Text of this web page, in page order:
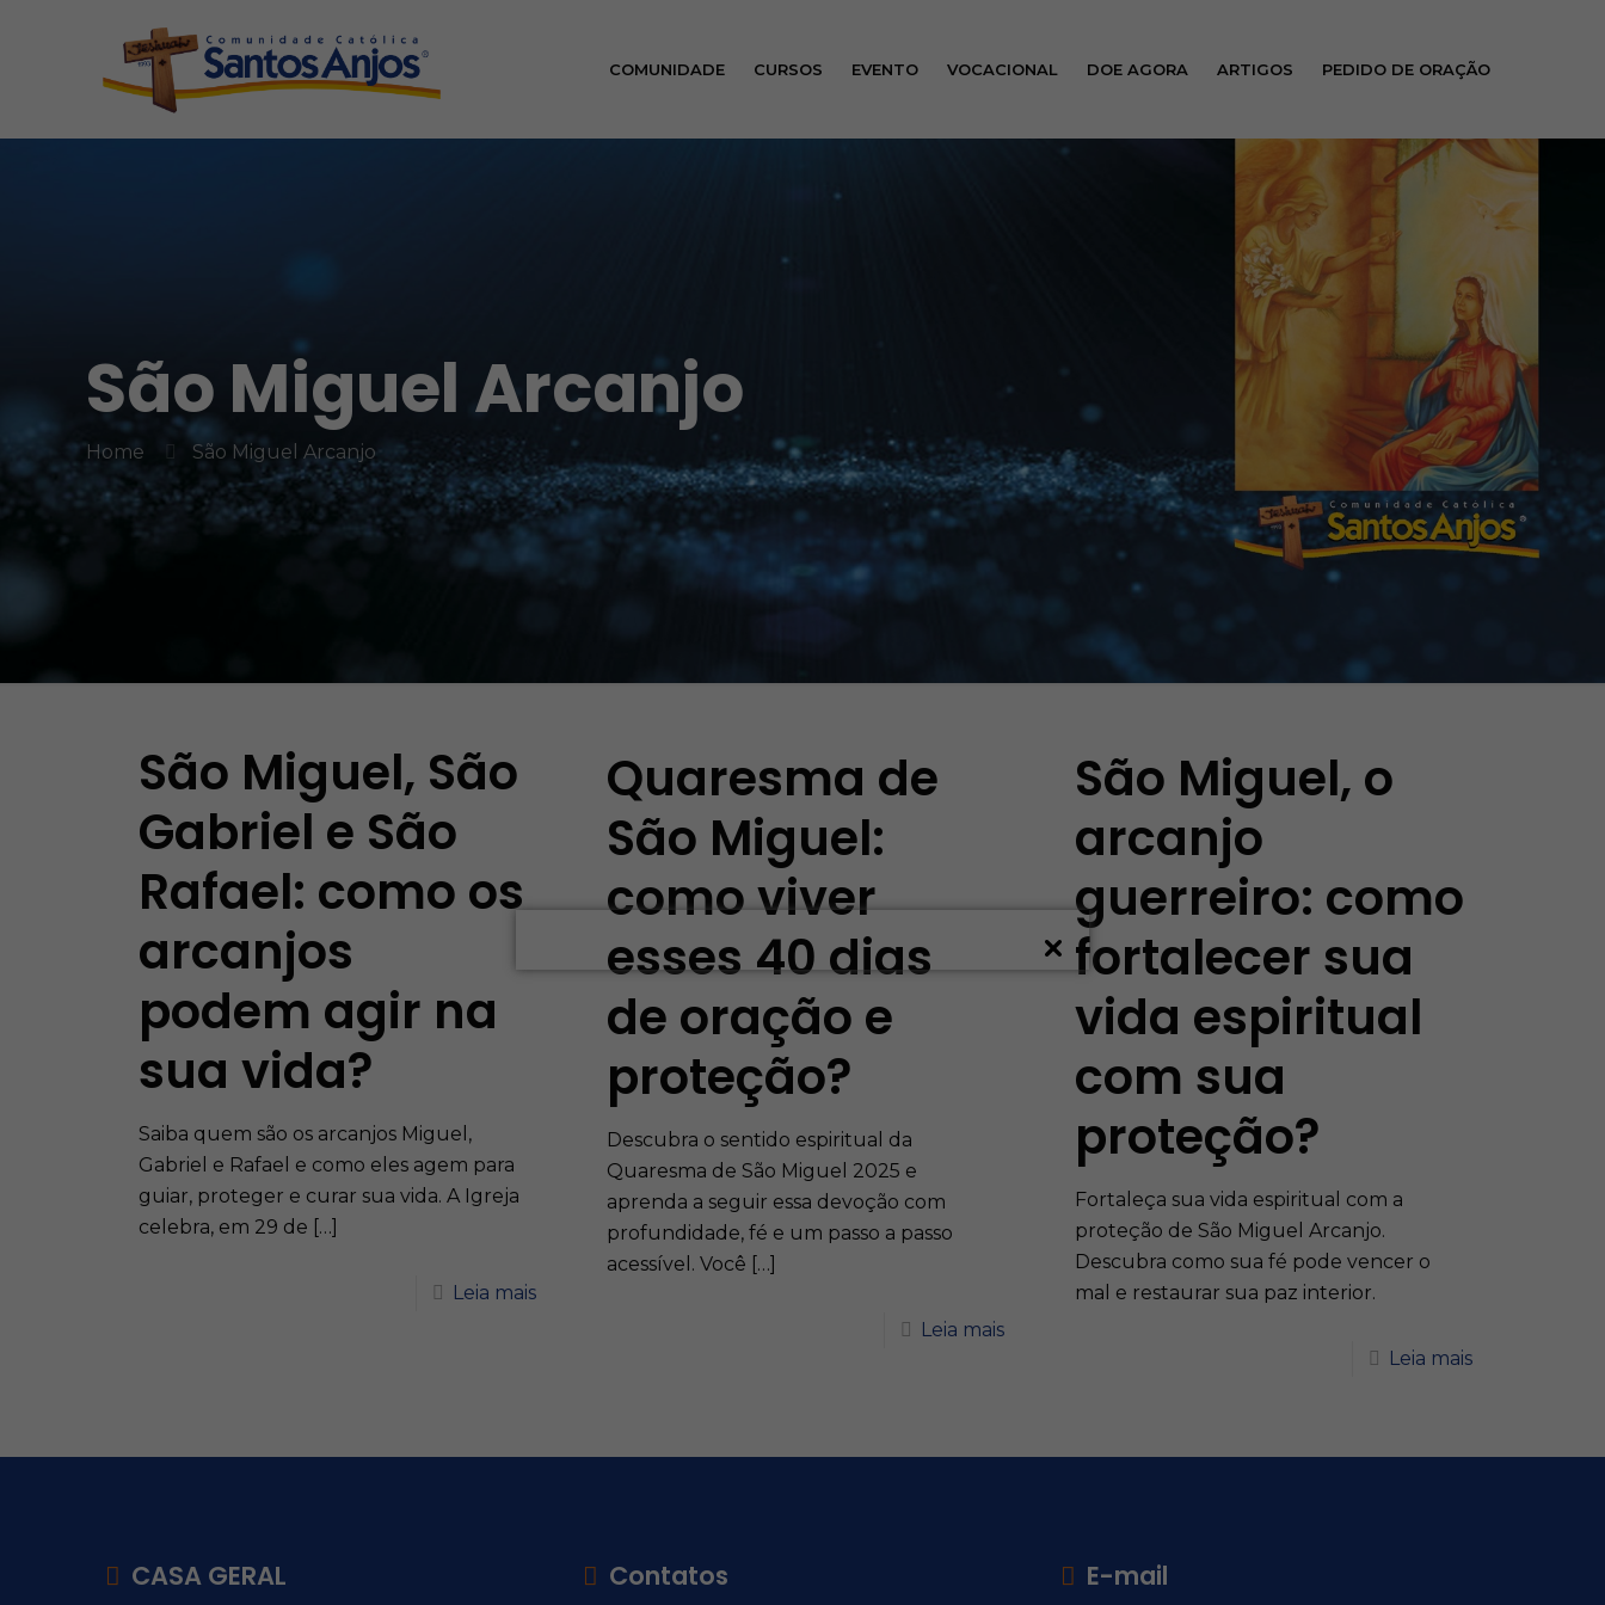
COMUNIDADE CURSOS EVENTO VOCACIONAL DOE AGORA ARTIGOS PEDIDO DE ORAÇÃO
São Miguel Arcanjo
Home São Miguel Arcanjo
São Miguel, São
Gabriel e São
Rafael: como os
arcanjos
podem agir na
sua vida?
Saiba quem são os arcanjos Miguel,
Gabriel e Rafael e como eles agem para
guiar, proteger e curar sua vida. A Igreja
celebra, em 29 de […]
Leia mais
Quaresma de
São Miguel:
como viver
esses 40 dias
de oração e
proteção?
Descubra o sentido espiritual da
Quaresma de São Miguel 2025 e
aprenda a seguir essa devoção com
profundidade, fé e um passo a passo
acessível. Você […]
Leia mais
São Miguel, o
arcanjo
guerreiro: como
fortalecer sua
vida espiritual
com sua
proteção?
Fortaleça sua vida espiritual com a
proteção de São Miguel Arcanjo.
Descubra como sua fé pode vencer o
mal e restaurar sua paz interior.
Leia mais
CASA GERAL Contatos E-mail